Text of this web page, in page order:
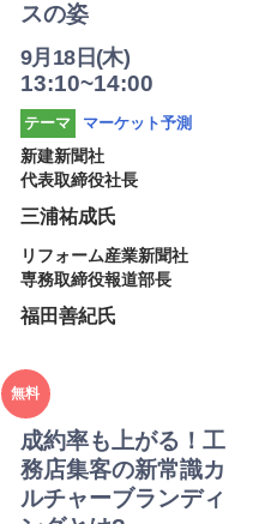
スの姿
9月18日(木)
13:10~14:00
テーマ
マーケット予測
新建新聞社
代表取締役社長
三浦祐成氏
リフォーム産業新聞社
専務取締役報道部長
福田善紀氏
2025年
度
無料
成約率も上がる！工
務店集客の新常識カ
ルチャーブランディ